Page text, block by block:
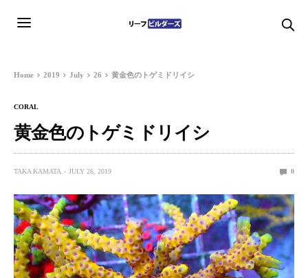
Home 2019 July 26 黄金色のトゲミドリイシ
CORAL
黄金色のトゲミドリイシ
TAKA KAMATA JULY 26, 2019 0